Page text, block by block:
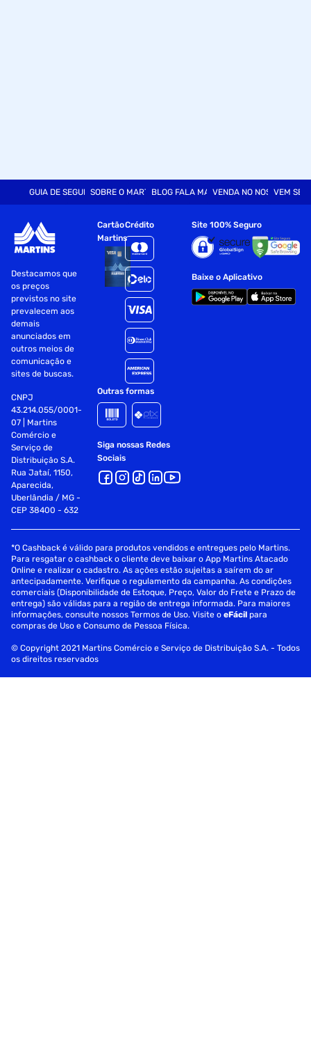
GUIA DE SEGURANÇASOBRE O MARTINSBLOG FALA MARTVENDA NO NOSSO SITE
VEM SER
Destacamos que
os preços
previstos no site
prevalecem aos
demais
anunciados em
outros meios de
comunicação e
sites de buscas.
CNPJ
43.214.055/0001-
07 | Martins
Comércio e
Serviço de
Distribuição S.A.
Rua Jataí, 1150,
Aparecida,
Uberlândia / MG -
CEP 38400 - 632
Cartão
Martins
Crédito
Outras formas
Siga nossas Redes
Sociais
Site 100% Seguro
Baixe o Aplicativo
*O Cashback é válido para produtos vendidos e entregues pelo Martins.
Para resgatar o cashback o cliente deve baixar o App Martins Atacado
Online e realizar o cadastro. As ações estão sujeitas a saírem do ar
antecipadamente. Verifique o regulamento da campanha. As condições
comerciais (Disponibilidade de Estoque, Preço, Valor do Frete e Prazo de
entrega) são válidas para a região de entrega informada. Para maiores
informações, consulte nossos Termos de Uso. Visite oeFácil para
compras de Uso e Consumo de Pessoa Física.
© Copyright 2021 Martins Comércio e Serviço de Distribuição S.A. - Todos
os direitos reservados